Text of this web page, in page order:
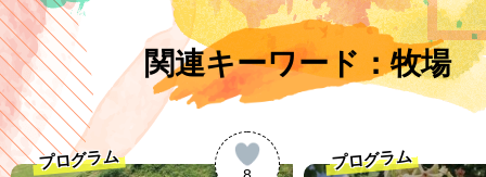
関連キーワード：牧場
プログラム プログラム